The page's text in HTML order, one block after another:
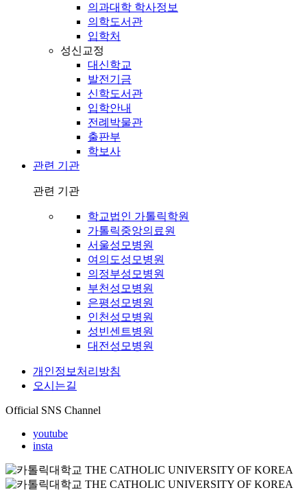
의과대학 학사정보
의학도서관
입학처
성신교정
대신학교
발전기금
신학도서관
입학안내
전례박물관
출판부
학보사
관련 기관
관련 기관
학교법인 가톨릭학원
가톨릭중앙의료원
서울성모병원
여의도성모병원
의정부성모병원
부천성모병원
은평성모병원
인천성모병원
성빈센트병원
대전성모병원
개인정보처리방침
오시는길
Official SNS Channel
youtube
insta